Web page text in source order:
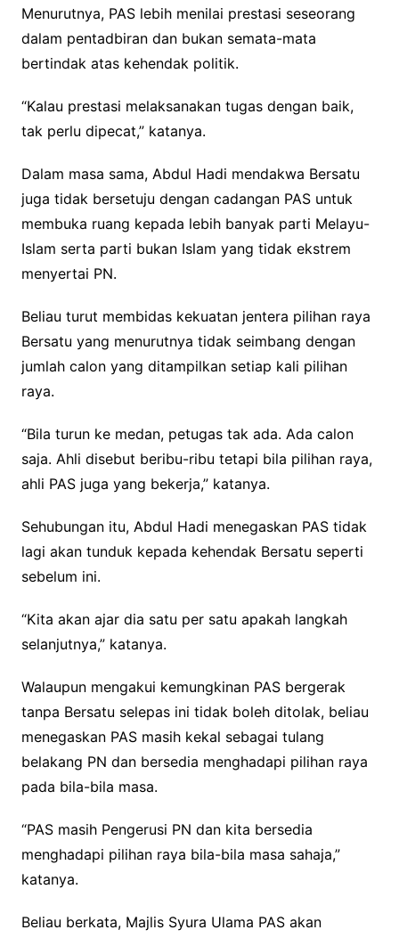
Menurutnya, PAS lebih menilai prestasi seseorang
dalam pentadbiran dan bukan semata-mata
bertindak atas kehendak politik.
“Kalau prestasi melaksanakan tugas dengan baik,
tak perlu dipecat,” katanya.
Dalam masa sama, Abdul Hadi mendakwa Bersatu
juga tidak bersetuju dengan cadangan PAS untuk
membuka ruang kepada lebih banyak parti Melayu-
Islam serta parti bukan Islam yang tidak ekstrem
menyertai PN.
Beliau turut membidas kekuatan jentera pilihan raya
Bersatu yang menurutnya tidak seimbang dengan
jumlah calon yang ditampilkan setiap kali pilihan
raya.
“Bila turun ke medan, petugas tak ada. Ada calon
saja. Ahli disebut beribu-ribu tetapi bila pilihan raya,
ahli PAS juga yang bekerja,” katanya.
Sehubungan itu, Abdul Hadi menegaskan PAS tidak
lagi akan tunduk kepada kehendak Bersatu seperti
sebelum ini.
“Kita akan ajar dia satu per satu apakah langkah
selanjutnya,” katanya.
Walaupun mengakui kemungkinan PAS bergerak
tanpa Bersatu selepas ini tidak boleh ditolak, beliau
menegaskan PAS masih kekal sebagai tulang
belakang PN dan bersedia menghadapi pilihan raya
pada bila-bila masa.
“PAS masih Pengerusi PN dan kita bersedia
menghadapi pilihan raya bila-bila masa sahaja,”
katanya.
Beliau berkata, Majlis Syura Ulama PAS akan